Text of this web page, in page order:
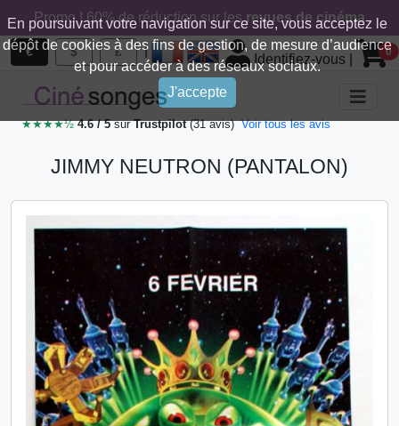
En poursuivant votre navigation sur ce site, vous acceptez le
dépôt de cookies à des fins de gestion, de mesure d’audience
et pour accéder à des réseaux sociaux.
J'accepte
Promo ! 60% de réduction sur lesrevues de cinéma
€ $ £ |
Identifiez-vous 0
★★★★½4.6 / 5surTrustpilot(31 avis) Voir tous les avis
JIMMY NEUTRON (PANTALON)